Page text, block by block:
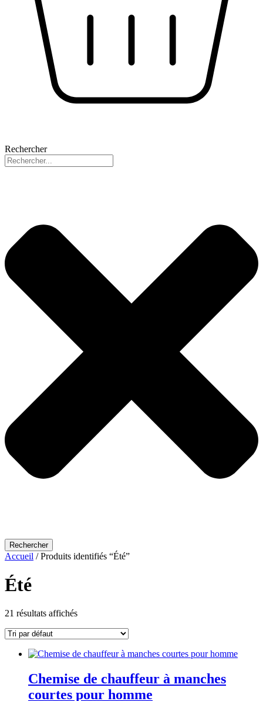
Rechercher
Rechercher
Accueil / Produits identifiés “Été”
Été
21 résultats affichés
Chemise de chauffeur à manches
courtes pour homme